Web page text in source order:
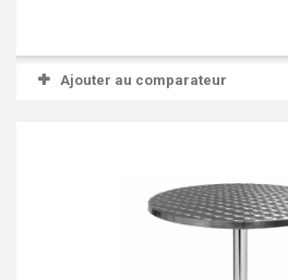
Ajouter au comparateur